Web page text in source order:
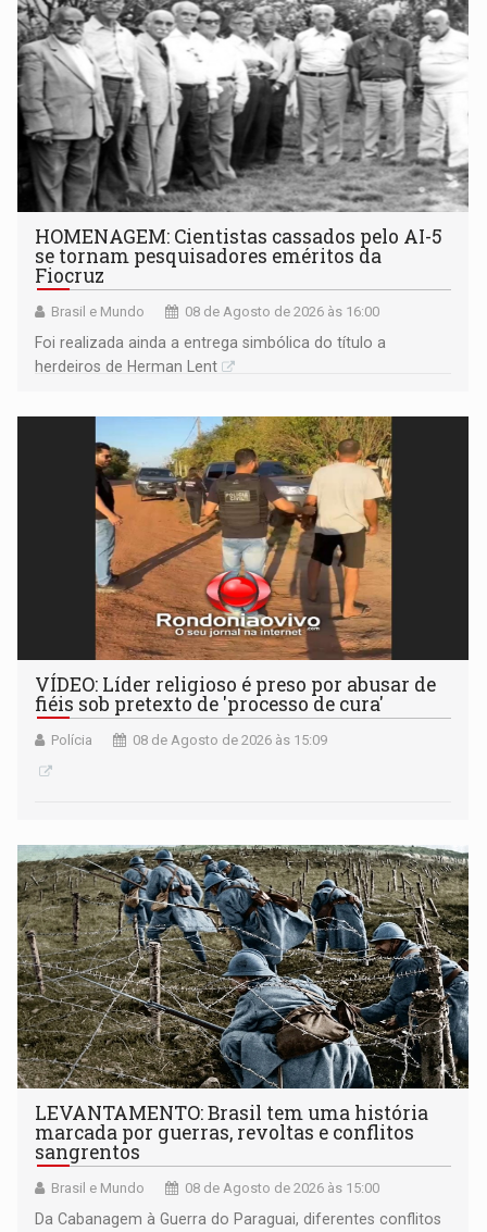
HOMENAGEM: Cientistas cassados pelo AI-5
se tornam pesquisadores eméritos da
Fiocruz
Brasil e Mundo 08 de Agosto de 2026 às 16:00
Foi realizada ainda a entrega simbólica do título a
herdeiros de Herman Lent
VÍDEO: Líder religioso é preso por abusar de
fiéis sob pretexto de 'processo de cura'
Polícia 08 de Agosto de 2026 às 15:09
LEVANTAMENTO: Brasil tem uma história
marcada por guerras, revoltas e conflitos
sangrentos
Brasil e Mundo 08 de Agosto de 2026 às 15:00
Da Cabanagem à Guerra do Paraguai, diferentes conflitos